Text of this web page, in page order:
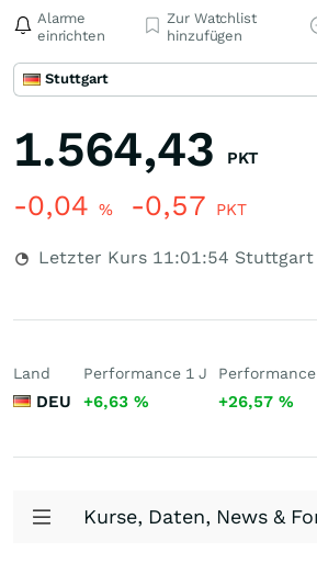
Alarme
einrichten
Zur Watchlist
hinzufügen
Stuttgart
1.564,43 PKT
-0,04 % -0,57 PKT
Letzter Kurs 11:01:54 Stuttgart
Land
DEU
Performance 1 J
+6,63 % +26,57%
Kurse, Daten, News &